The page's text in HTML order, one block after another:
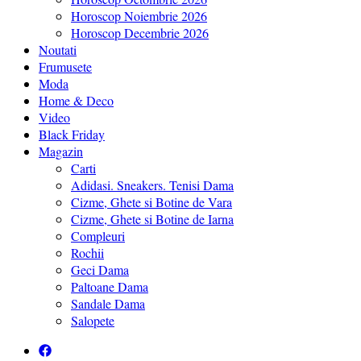
Horoscop Noiembrie 2026
Horoscop Decembrie 2026
Noutati
Frumusete
Moda
Home & Deco
Video
Black Friday
Magazin
Carti
Adidasi. Sneakers. Tenisi Dama
Cizme, Ghete si Botine de Vara
Cizme, Ghete si Botine de Iarna
Compleuri
Rochii
Geci Dama
Paltoane Dama
Sandale Dama
Salopete